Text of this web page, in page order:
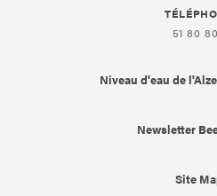
51 80
Niveau d'eau de
Newsletter
Site